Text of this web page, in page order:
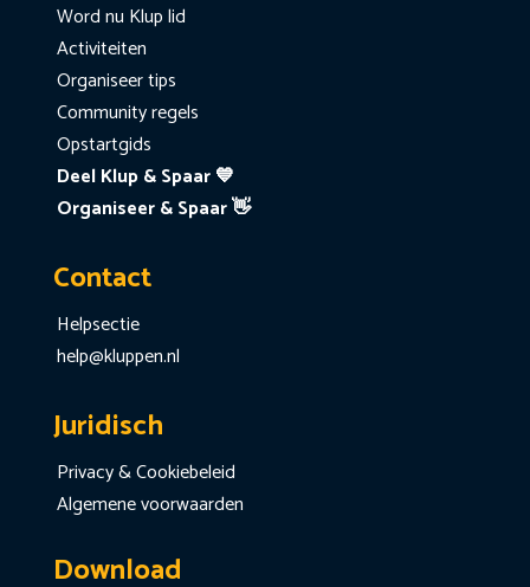
Word nu Klup lid
Activiteiten
Organiseer tips
Community regels
Opstartgids
Deel Klup & Spaar 💙
Organiseer & Spaar 👋
Contact
Helpsectie
help@kluppen.nl
Juridisch
Privacy & Cookiebeleid
Algemene voorwaarden
Download